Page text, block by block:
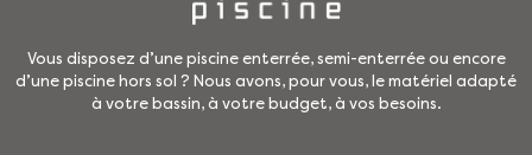
Vous disposez d’une piscine enterrée, semi-enterrée ou encore
d’une piscine hors sol ? Nous avons, pour vous, le matériel adapté
à votre bassin, à votre budget, à vos besoins.